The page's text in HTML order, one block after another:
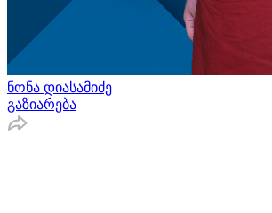
ნონა დიასამიძე
გაზიარება